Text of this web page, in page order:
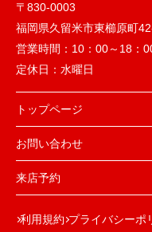
〒830-0003
福岡県久留米市東櫛原町
営業時間： 10：00～18：
定休日： 水曜日
トップページ
お問い合わせ
来店予約
利用規約 プライバシーポ